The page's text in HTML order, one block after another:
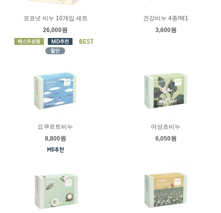
코코넛 비누 10개입 세트
26,000원
건강비누 4종/택1
3,600원
요쿠르트비누
8,800원
어성초비누
6,050원